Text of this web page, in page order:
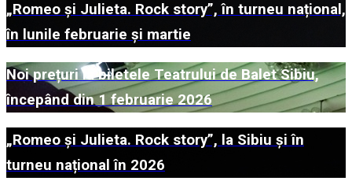
„Romeo și Julieta. Rock story”, în turneu național,
în lunile februarie și martie
Noi prețuri la biletele Teatrului de Balet Sibiu,
începând din 1 februarie 2026
„Romeo și Julieta. Rock story”, la Sibiu și în
turneu național în 2026